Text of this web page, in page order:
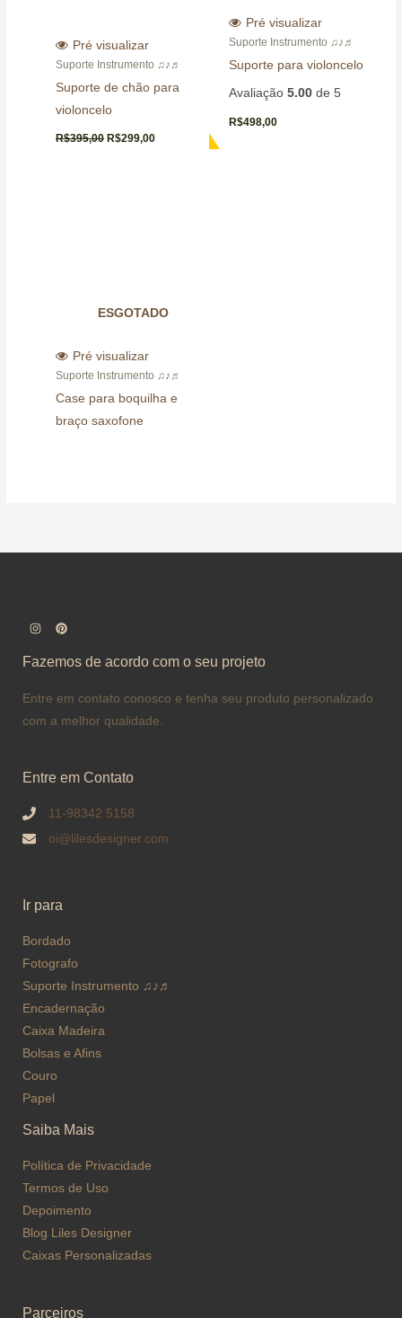
Pré visualizar
Suporte Instrumento ♫♪♬
Suporte de chão para
violoncelo
R$395,00 R$299,00
Pré visualizar
Suporte Instrumento ♫♪♬
Suporte para violoncelo
Avaliação 5.00de 5
R$498,00
ESGOTADO
Pré visualizar
Suporte Instrumento ♫♪♬
Case para boquilha e
braço saxofone
Fazemos de acordo com o seu projeto
Entre em contato conosco e tenha seu produto personalizado
com a melhor qualidade.
Entre em Contato
11-98342 5158
oi@lilesdesigner.com
Ir para
Bordado
Fotografo
Suporte Instrumento ♫♪♬
Encadernação
Caixa Madeira
Bolsas e Afins
Couro
Papel
Saiba Mais
Política de Privacidade
Termos de Uso
Depoimento
Blog Liles Designer
Caixas Personalizadas
Parceiros